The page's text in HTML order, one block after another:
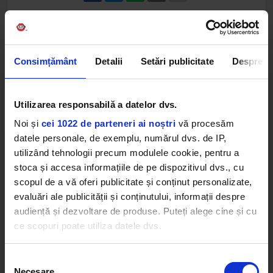
Consimțământ Detalii Setări publicitate Despre
Utilizarea responsabilă a datelor dvs.
Noi și cei 1022 de parteneri ai noștri vă procesăm
datele personale, de exemplu, numărul dvs. de IP,
utilizând tehnologii precum modulele cookie, pentru a
stoca și accesa informațiile de pe dispozitivul dvs., cu
scopul de a vă oferi publicitate și conținut personalizate,
evaluări ale publicității și conținutului, informații despre
audiență și dezvoltare de produse. Puteți alege cine și cu
ce scopuri poate utiliza datele dvs.
Web radios
Cele mai ascultate playlist-uri
PANANARAMA Radio
CABRON FEAT. SMILEY & GUESS WHO–DA-O TARE